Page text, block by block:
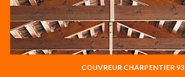
COUVREUR CHARPENTIER 93